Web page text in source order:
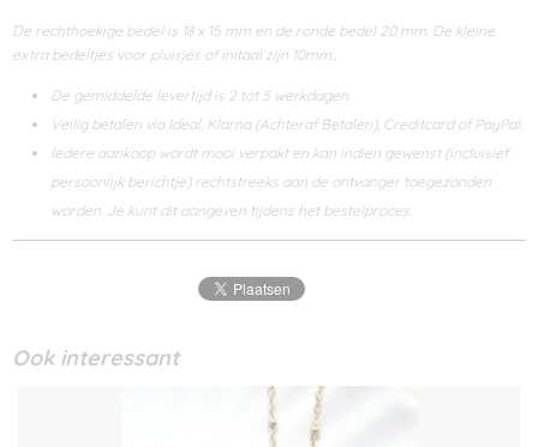
De rechthoekige bedel is 18 x 15 mm en de ronde bedel 20 mm. De kleine
extra bedeltjes voor pluisjes of initaal zijn 10mm..
De gemiddelde levertijd is 2 tot 5 werkdagen.
Veilig betalen via Ideal, Klarna (Achteraf Betalen), Creditcard of PayPal.
Iedere aankoop wordt mooi verpakt en kan indien gewenst (incluisief
persoonlijk berichtje) rechtstreeks aan de ontvanger toegezonden
worden. Je kunt dit aangeven tijdens het bestelproces.
Ook interessant